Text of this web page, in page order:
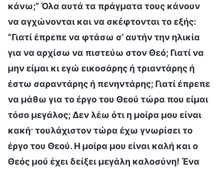
κάνω;” Όλα αυτά τα πράγματα τους κάνουν
να αγχώνονται και να σκέφτονται το εξής:
“Γιατί έπρεπε να φτάσω σ’ αυτήν την ηλικία
για να αρχίσω να πιστεύω στον Θεό; Γιατί να
μην είμαι κι εγώ εικοσάρης ή τριαντάρης ή
έστω σαραντάρης ή πενηντάρης; Γιατί έπρεπε
να μάθω για το έργο του Θεού τώρα που είμαι
τόσο μεγάλος; Δεν λέω ότι η μοίρα μου είναι
κακή· τουλάχιστον τώρα έχω γνωρίσει το
έργο του Θεού. Η μοίρα μου είναι καλή και ο
Θεός μού έχει δείξει μεγάλη καλοσύνη! Ένα